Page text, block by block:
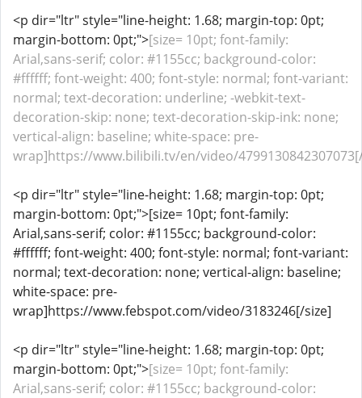
<p dir="ltr" style="line-height: 1.68; margin-top: 0pt;
margin-bottom: 0pt;">[size= 10pt; font-family:
Arial,sans-serif; color: #1155cc; background-color:
#ffffff; font-weight: 400; font-style: normal; font-variant:
normal; text-decoration: underline; -webkit-text-
decoration-skip: none; text-decoration-skip-ink: none;
vertical-align: baseline; white-space: pre-
wrap]https://www.bilibili.tv/en/video/
<p dir="ltr" style="line-height: 1.68; margin-top: 0pt;
margin-bottom: 0pt;">[size= 10pt; font-family:
Arial,sans-serif; color: #1155cc; background-color:
#ffffff; font-weight: 400; font-style: normal; font-variant:
normal; text-decoration: none; vertical-align: baseline;
white-space: pre-
wrap]https://www.febspot.com/video/3183246[/size]
<p dir="ltr" style="line-height: 1.68; margin-top: 0pt;
margin-bottom: 0pt;">[size= 10pt; font-family:
Arial,sans-serif; color: #1155cc; background-color: